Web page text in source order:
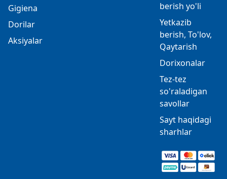
Gigiena
Dorilar
Aksiyalar
berish yo'li
Yetkazib
berish, To'lov,
Qaytarish
Dorixonalar
Tez-tez
so'raladigan
savollar
Sayt haqidagi
sharhlar